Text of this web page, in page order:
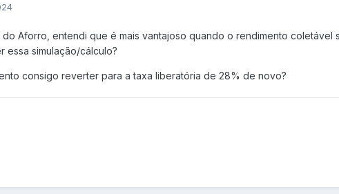
Aforro, entendi que é mais vantajoso quando o rendimento coletável
essa simulação/cálculo?
consigo reverter para a taxa liberatória de 28% de novo?